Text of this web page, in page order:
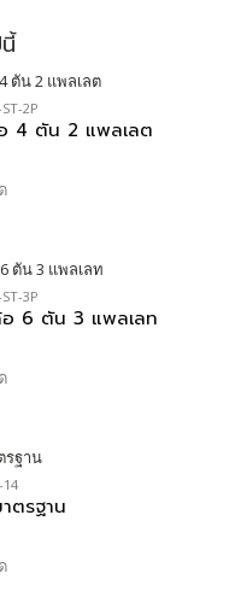
2P
4 ตัน 2 แพลเลต
3P
อ 6 ตัน 3 แพลเลท
ตรฐาน